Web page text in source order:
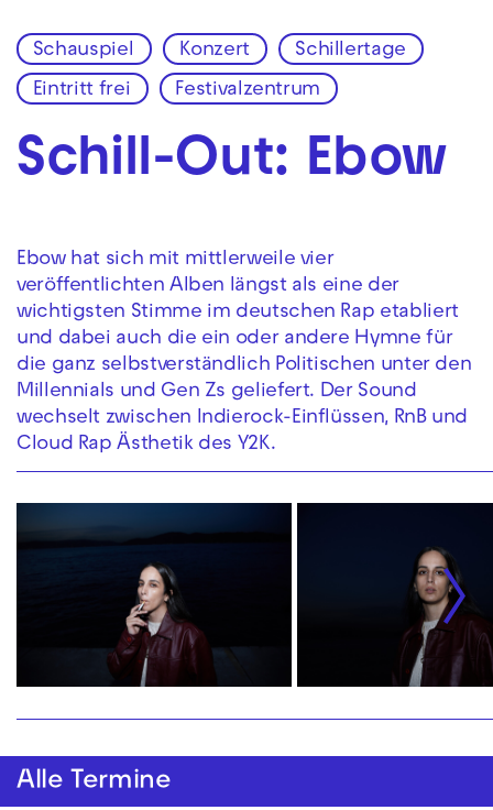
Zur Hauptnavigation springen
Zum Hauptinhalt springen Zum Footer springen
Schauspiel Konzert Schillertage
Eintritt frei Festivalzentrum
Schill-Out: Ebow
Ebow hat sich mit mittlerweile vier
veröffentlichten Alben längst als eine der
wichtigsten Stimme im deutschen Rap etabliert
und dabei auch die ein oder andere Hymne für
die ganz selbstverständlich Politischen unter den
Millennials und Gen Zs geliefert. Der Sound
wechselt zwischen Indierock-Einflüssen, RnB und
Cloud Rap Ästhetik des Y2K.
Alle Termine